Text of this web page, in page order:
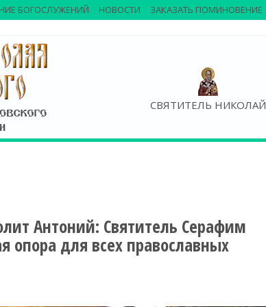
СВЯТИТЕЛЬ НИКОЛАЙ
БОГОСЛУЖЕНИЙ НОВОСТИ ЗАКАЗАТЬ ПОМИНОВЕНИЕ
Антоний: Святитель Серафим
опора для всех православных